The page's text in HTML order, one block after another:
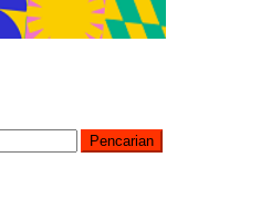
Pencarian